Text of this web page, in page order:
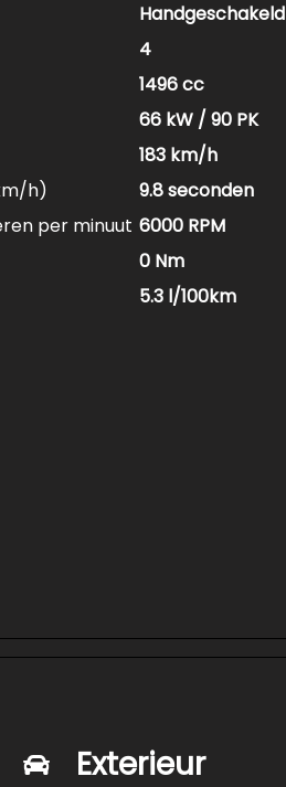
Handgeschakeld
4
1496 cc
66 kW / 90 PK
183 km/h
h)
9.8 seconden
per minuut 6000 RPM
0 Nm
5.3 l/100km
Exterieur